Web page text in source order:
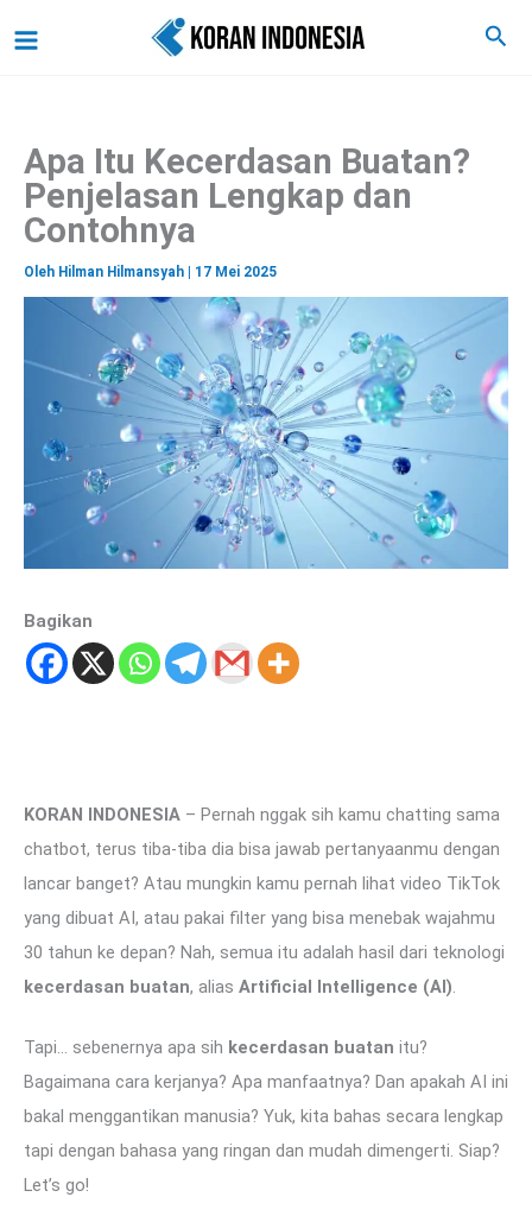
ke
Cari
Apa Itu Kecerdasan Buatan?
Penjelasan Lengkap dan
Contohnya
Oleh Hilman Hilmansyah 17 Mei 2025
Bagikan
KORAN INDONESIA – Pernah nggak sih kamu chatting sama
chatbot, terus tiba-tiba dia bisa jawab pertanyaanmu dengan
lancar banget? Atau mungkin kamu pernah lihat video TikTok
yang dibuat AI, atau pakai filter yang bisa menebak wajahmu
30 tahun ke depan? Nah, semua itu adalah hasil dari teknologi
kecerdasan buatan, alias Artificial Intelligence (AI).
Tapi… sebenernya apa sih kecerdasan buatan itu?
Bagaimana cara kerjanya? Apa manfaatnya? Dan apakah AI ini
bakal menggantikan manusia? Yuk, kita bahas secara lengkap
tapi dengan bahasa yang ringan dan mudah dimengerti. Siap?
Let’s go!
a